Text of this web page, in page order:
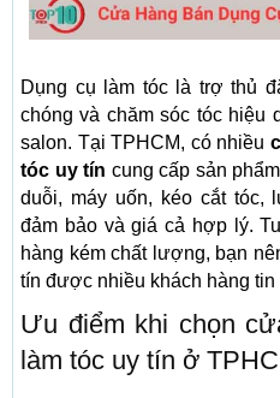
Dụng cụ làm tóc là trợ thủ
chóng và chăm sóc tóc hiệu
salon. Tại TPHCM, có nhiều
tóc uy tín cung cấp sản
duỗi, máy uốn, kéo cắt
đảm bảo và giá cả hợp lý.
hàng kém chất lượng, bạn
tín được nhiều khách hàng
Ưu điểm khi chọn
làm tóc uy tín ở